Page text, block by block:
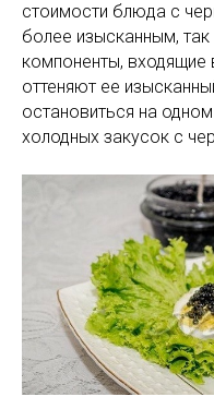
стоимости блюда с
более изысканным,
компоненты, входящие
оттеняют ее
остановиться на
холодных закусок с